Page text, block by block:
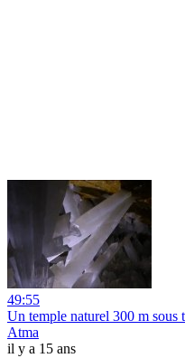
49:55
Un temple naturel 300 m sous
Atma
il y a 15 ans